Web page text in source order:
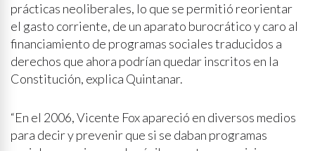
prácticas neoliberales, lo que se permitió reorientar
el gasto corriente, de un aparato burocrático y caro al
financiamiento de programas sociales traducidos a
derechos que ahora podrían quedar inscritos en la
Constitución, explica Quintanar.
“En el 2006, Vicente Fox apareció en diversos medios
para decir y prevenir que si se daban programas